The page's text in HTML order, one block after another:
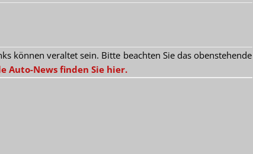
können veraltet sein. Bitte beachten Sie das obenstehende
Auto-News finden Sie hier.